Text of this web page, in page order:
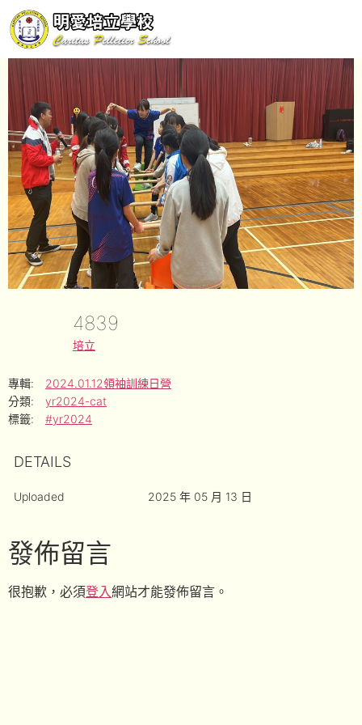
4839
培立
專輯:
2024.01.12領袖訓練日營
分類:
yr2024-cat
標籤:
#yr2024
DETAILS
Uploaded 2025 年 05 月 13 日
發佈留言
很抱歉，必須登入網站才能發佈留言。